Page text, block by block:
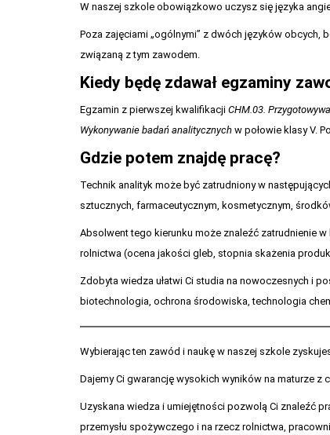
W naszej szkole obowiązkowo uczysz się języka
Poza zajęciami „ogólnymi” z dwóch języków
związaną z tym zawodem.
Kiedy będę zdawał egzaminy
Egzamin z pierwszej kwalifikacji CHM.03.
Wykonywanie badań analitycznych w połowie klasy V.
Gdzie potem znajdę pracę?
Technik analityk może być zatrudniony w
sztucznych, farmaceutycznym, kosmetycznym,
Absolwent tego kierunku może znaleźć zatrudnienie
rolnictwa (ocena jakości gleb, stopnia skażenia
Zdobyta wiedza ułatwi Ci studia na nowoczesnych i
biotechnologia, ochrona środowiska, technologia
Wybierając ten zawód i naukę w naszej szkole
Dajemy Ci gwarancję wysokich wyników na maturze
Uzyskana wiedza i umiejętności pozwolą Ci znaleźć
przemysłu spożywczego i na rzecz rolnictwa,